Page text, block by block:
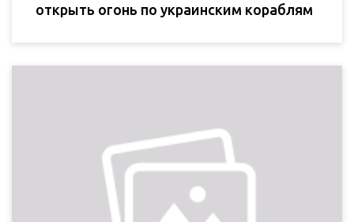
открыть огонь по украинским кораблям